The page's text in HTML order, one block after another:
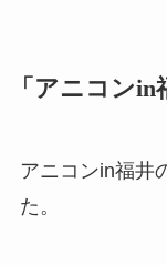
「アニコン
アニコンin福井
た。